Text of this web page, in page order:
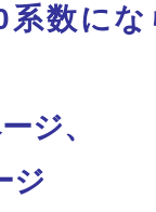
系数に
ジ、
ジ